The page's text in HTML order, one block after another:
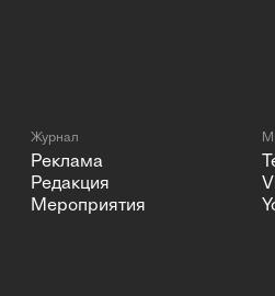
Журнал
Реклама
Редакция
Мероприятия